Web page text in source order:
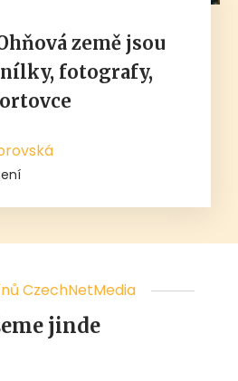
země jsou
fotografy,
CzechNetMedia
jinde